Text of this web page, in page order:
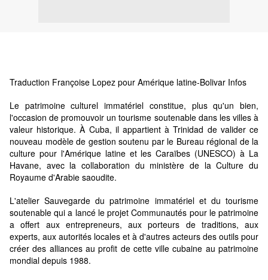
Traduction Françoise Lopez pour Amérique latine-Bolivar Infos
Le patrimoine culturel immatériel constitue, plus qu'un bien,
l'occasion de promouvoir un tourisme soutenable dans les villes à
valeur historique. À Cuba, il appartient à Trinidad de valider ce
nouveau modèle de gestion soutenu par le Bureau régional de la
culture pour l'Amérique latine et les Caraïbes (UNESCO) à La
Havane, avec la collaboration du ministère de la Culture du
Royaume d'Arabie saoudite.
L'atelier Sauvegarde du patrimoine immatériel et du tourisme
soutenable qui a lancé le projet Communautés pour le patrimoine
a offert aux entrepreneurs, aux porteurs de traditions, aux
experts, aux autorités locales et à d'autres acteurs des outils pour
créer des alliances au profit de cette ville cubaine au patrimoine
mondial depuis 1988.